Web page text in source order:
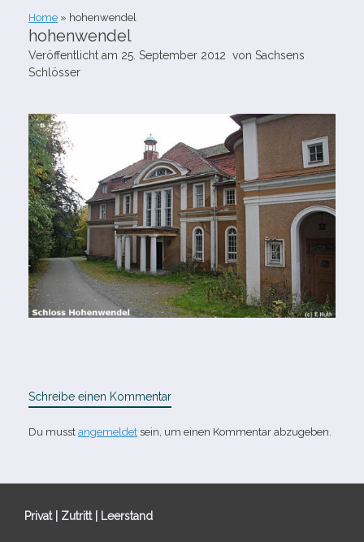
Home » hohenwendel
hohenwendel
Veröffentlicht am 25. September 2012 von Sachsens
Schlösser
Schreibe einen Kommentar
Du musst angemeldet sein, um einen Kommentar abzugeben.
Privat | Zutritt | Leerstand